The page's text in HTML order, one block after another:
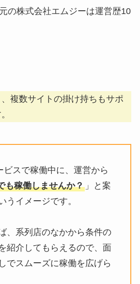
の株式会社エムジーは運営歴10
複数サイトの掛け持ちもサポ
ビスで稼働中に、運営から
も稼働しませんか？」と案
うイメージです。
、系列店のなかから条件の
紹介してもらえるので、面
でスムーズに稼働を広げら